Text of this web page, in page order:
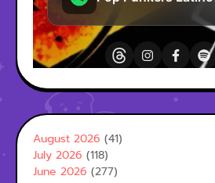
August 2026 (41)
July 2026 (118)
June 2026 (277)